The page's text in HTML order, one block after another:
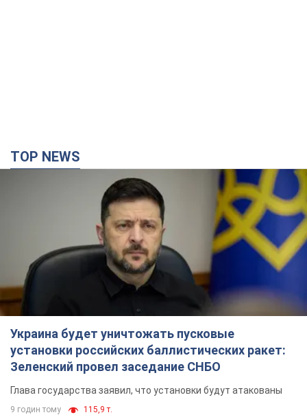
Украина будет уничтожать пусковые
установки российских баллистических ракет:
Зеленский провел заседание СНБО
Глава государства заявил, что установки будут атакованы
9 годин тому 115,9 т.
В июле армия РФ потеряла рекордное
количество БПЛА, лодок и катеров: в
Минобороны обнародовали статистику
В прошлом месяце также выросли потери РФ в живой силе и
расстоянии